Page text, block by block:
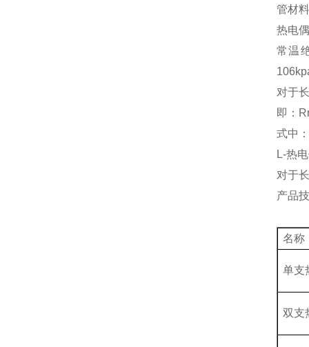
管材
热电
常温
对于
即：
式中
L-热
对于
产品
名称
单支
双支